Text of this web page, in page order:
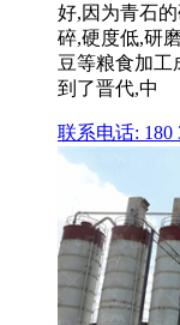
好,因为青石
碎,硬度低,研
豆等粮食加工
到了晋代,中
联系电话: 180